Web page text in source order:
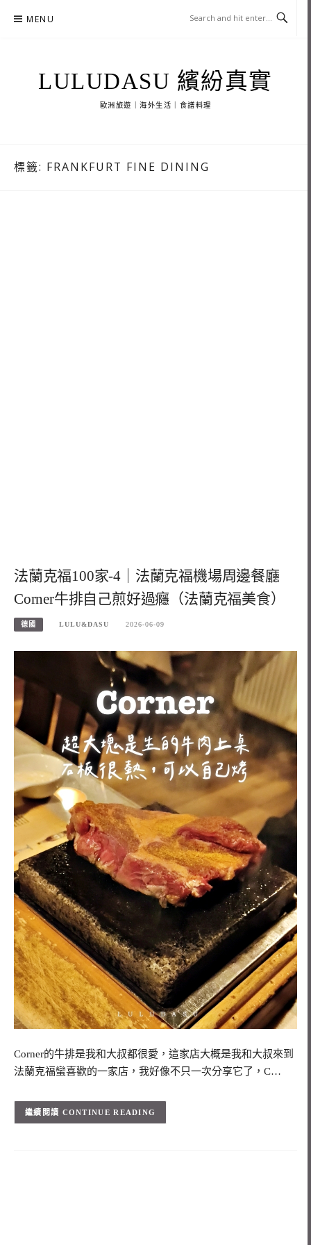
MENU
LULUDASU 繽紛真實
歐洲旅遊｜海外生活｜食譜料理
標籤: FRANKFURT FINE DINING
法蘭克福100家-4｜法蘭克福機場周邊餐廳
Corner牛排自己煎好過癮（法蘭克福美食）
德國 LULU&DASU 2026-06-09
Corner的牛排是我和大叔都很愛，這家店大概是我和大叔來到
法蘭克福蠻喜歡的一家店，我好像不只一次分享它了，C…
CONTINUE READING